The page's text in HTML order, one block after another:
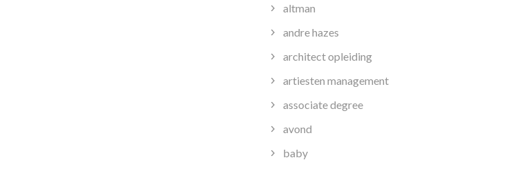
altman
andre hazes
architect opleiding
artiesten management
associate degree
avond
baby